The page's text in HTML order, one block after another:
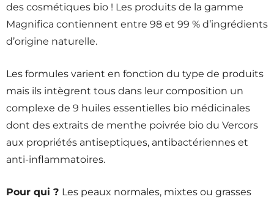
des cosmétiques bio ! Les produits de la gamme
Magnifica contiennent entre 98 et 99 % d’ingrédients
d’origine naturelle.
Les formules varient en fonction du type de produits
mais ils intègrent tous dans leur composition un
complexe de 9 huiles essentielles bio médicinales
dont des extraits de menthe poivrée bio du Vercors
aux propriétés antiseptiques, antibactériennes et
anti-inflammatoires.
Pour qui ? Les peaux normales, mixtes ou grasses